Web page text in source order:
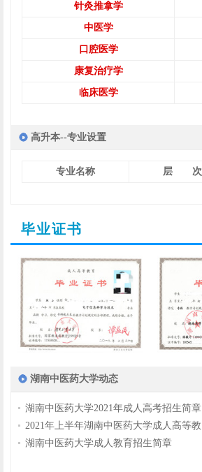
针灸推拿学
中医学
口腔医学
康复治疗学
临床医学
高升本--专业设置
专业名称 层 次
毕业证书
湖南中医药大学动态
湖南中医药大学2021年成人高考招生简章
2021年上半年湖南中医药大学成人高等教
湖南中医药大学成人教育招生简章